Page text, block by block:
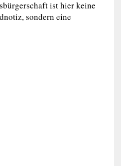
ist hier keine
sondern eine